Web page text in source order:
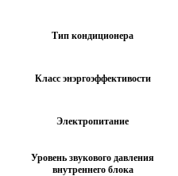
Тип кондиционера
Класс энэргоэффективости
Электропитание
Уровень звукового давления
внутреннего блока